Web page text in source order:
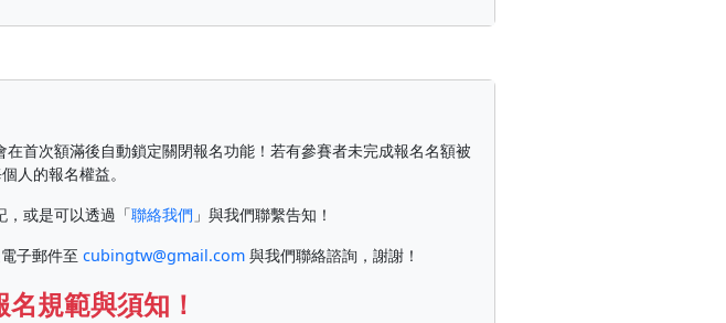
首次額滿後自動鎖定關閉報名功能！若有參賽者未完成報名名額被
人的報名權益。
或是可以透過「聯絡我們 」與我們聯繫告知！
子郵件至 cubingtw@gmail.com 與我們聯絡諮詢，謝謝！
規範與須知！